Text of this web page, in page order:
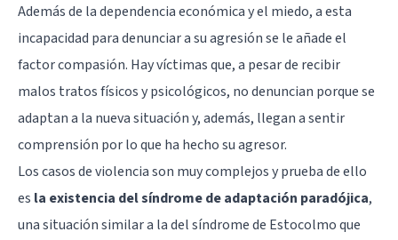
Además de la dependencia económica y el miedo, a esta
incapacidad para denunciar a su agresión se le añade el
factor compasión. Hay víctimas que, a pesar de recibir
malos tratos físicos y psicológicos, no denuncian porque se
adaptan a la nueva situación y, además, llegan a sentir
comprensión por lo que ha hecho su agresor.
Los casos de violencia son muy complejos y prueba de ello
es la existencia del síndrome de adaptación paradójica,
una situación similar a la del síndrome de Estocolmo que